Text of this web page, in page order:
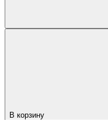
В корзину